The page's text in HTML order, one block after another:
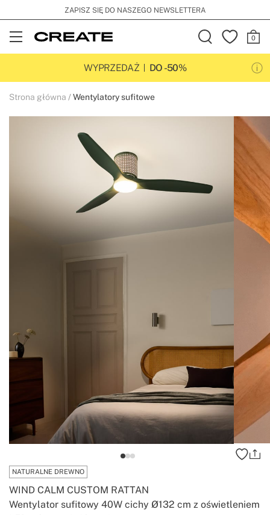
ZAPISZ SIĘ DO NASZEGO NEWSLETTERA
Open
Menu
WYPRZEDAŻ
DO -50%
Strona główna Wentylatory sufitowe
NATURALNE DREWNO
Wentylator sufitowy 40W cichy Ø132 cm z oświetleniem
WIND CALM CUSTOM RATTAN